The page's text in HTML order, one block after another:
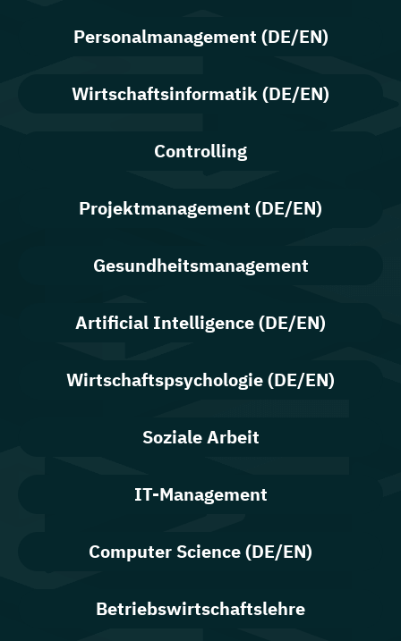
Personalmanagement (DE/EN)
Wirtschaftsinformatik (DE/EN)
Controlling
Projektmanagement (DE/EN)
Gesundheitsmanagement
Artificial Intelligence (DE/EN)
Wirtschaftspsychologie (DE/EN)
Soziale Arbeit
IT-Management
Computer Science (DE/EN)
Betriebswirtschaftslehre